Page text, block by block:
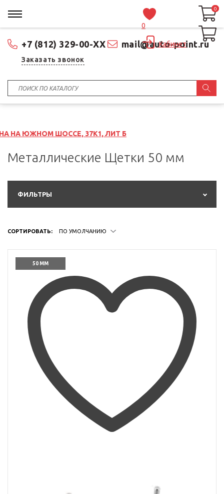
+7 (812) 329-00-XX mail@auto-point.ru
Заказать звонок
0
Кабинет
0
0
37К1, ЛИТ Б
Металлические Щетки 50 мм
ФИЛЬТРЫ
СОРТИРОВАТЬ: ПО УМОЛЧАНИЮ
50 ММ